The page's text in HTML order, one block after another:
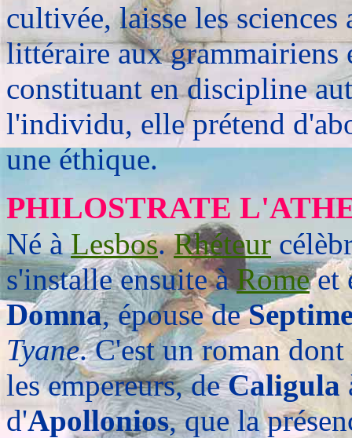
cultivée, laisse les
littéraire aux
constituant en discipline
l'individu, elle prétend
une éthique.
PHILOSTRATE
Né àLesbos.Rhéteur
s'installe ensuite àRomeet
Domna, épouse de
Tyane. C'est un roman dont
les empereurs, deCaligula
d'Apollonios, que la